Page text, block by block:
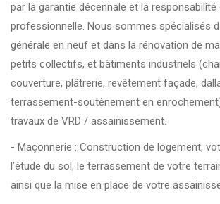
par la garantie décennale et la responsabilité
professionnelle. Nous sommes spécialisés
générale en neuf et dans la rénovation de
petits collectifs, et bâtiments industriels
couverture, plâtrerie, revêtement façade,
terrassement-soutènement en
travaux de VRD / assainissement.
- Maçonnerie : Construction de logement,
l’étude du sol, le terrassement de votre
ainsi que la mise en place de votre